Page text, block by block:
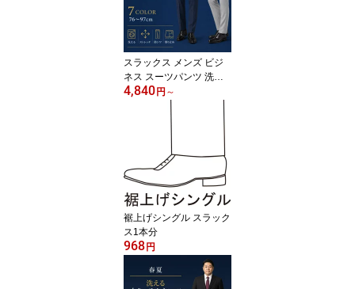
べり止め パンツ ズボン
千鳥格子 ピンチェック
無地 黒 紺 グレー 即日出
荷 R01-SLACKS
スラックス メンズ ビジ
ネス スーツパンツ 洗え
る ウォッシャブル 家庭
洗濯 ノータック 美脚ス
リム テーパード 即日出
荷 ストレッチ 防シワ 春
夏 サマー クールビズ オ
フィスカジュアル 通気性
すべり止め付き シャツず
り上り防止 無地 千鳥格
子 ストライプ r01-slm-sl
acks
4,840 円 ～
裾上げシングル スラック
ス1本分
968 円